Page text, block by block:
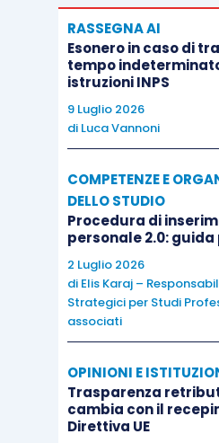
RASSEGNA AI
Esonero in caso di
tempo
istruzioni INPS
9 Luglio 2026
di Luca Vannoni
COMPETENZE E
DELLO STUDIO
Procedura di
personale 2.0:
2 Luglio 2026
di Elis Karaj –
Strategici per Studi
associati
OPINIONI E
Trasparenza
cambia con il
Direttiva UE